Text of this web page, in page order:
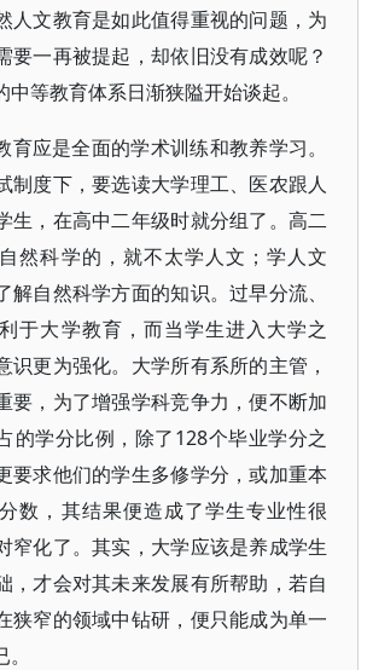
人文教育是如此值得重视的问题，为
要一再被提起，却依旧没有成效呢？
等教育体系日渐狭隘开始谈起。
育应是全面的学术训练和教养学习。
制度下，要选读大学理工、医农跟人
生，在高中二年级时就分组了。高二
然科学的，就不太学人文；学人文
解自然科学方面的知识。过早分流、
于大学教育，而当学生进入大学之
识更为强化。大学所有系所的主管，
要，为了增强学科竞争力，便不断加
的学分比例，除了128个毕业学分之
要求他们的学生多修学分，或加重本
数，其结果便造成了学生专业性很
窄化了。其实，大学应该是养成学生
，才会对其未来发展有所帮助，若自
狭窄的领域中钻研，便只能成为单一